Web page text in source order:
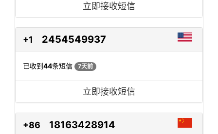
立即接收短信
+1 2454549937
已收到44条短信 7天前
立即接收短信
+86 18163428914